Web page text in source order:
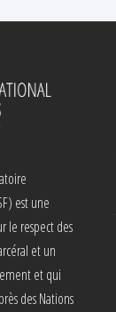
est une
le respect des
et un
et qui
des Nations